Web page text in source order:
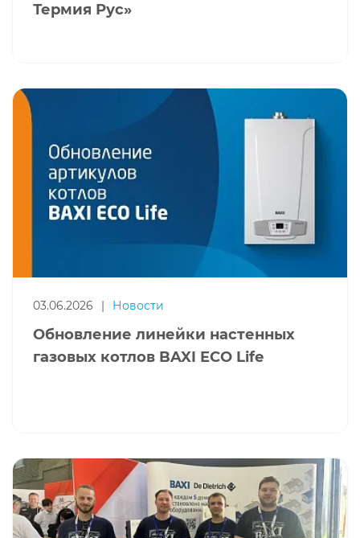
Термия Рус»
03.06.2026 | Новости
Обновление линейки настенных
газовых котлов BAXI ECO Life